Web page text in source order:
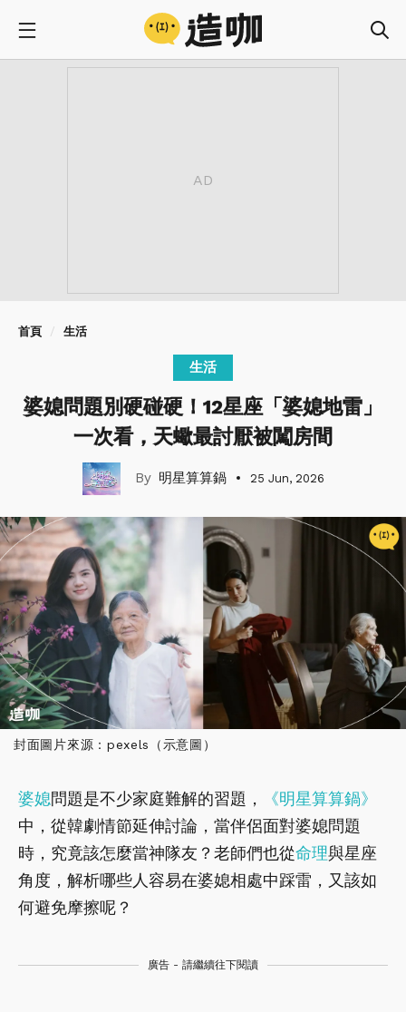
首頁 生活
生活
婆媳問題別硬碰硬！12星座「婆媳地雷」
一次看，天蠍最討厭被闖房間
明星算算鍋 25 Jun, 2026
封面圖片來源：pexels（示意圖）
婆媳問題是不少家庭難解的習題，
《明星算算鍋》
中，從韓劇情節延伸討論，當伴侶面對婆媳問題
時，究竟該怎麼當神隊友？老師們也從命理與星座
角度，解析哪些人容易在婆媳相處中踩雷，又該如
何避免摩擦呢？
廣告 - 請繼續往下閱讀